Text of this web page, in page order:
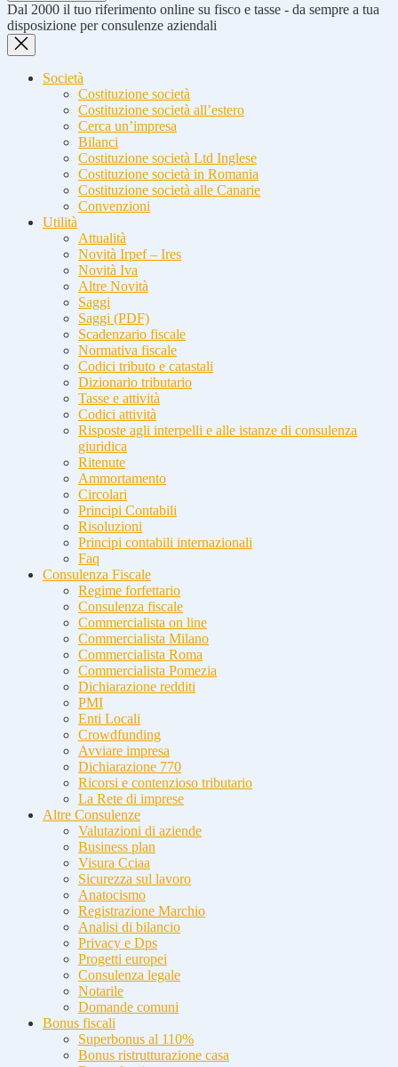
Dal 2000 il tuo riferimento online su fisco e tasse - da sempre a tua
disposizione per consulenze aziendali
Società
Costituzione società
Costituzione società all’estero
Cerca un’impresa
Bilanci
Costituzione società Ltd Inglese
Costituzione società in Romania
Costituzione società alle Canarie
Convenzioni
Utilità
Attualità
Novità Irpef – Ires
Novità Iva
Altre Novità
Saggi
Saggi (PDF)
Scadenzario fiscale
Normativa fiscale
Codici tributo e catastali
Dizionario tributario
Tasse e attività
Codici attività
Risposte agli interpelli e alle istanze di consulenza
giuridica
Ritenute
Ammortamento
Circolari
Principi Contabili
Risoluzioni
Principi contabili internazionali
Faq
Consulenza Fiscale
Regime forfettario
Consulenza fiscale
Commercialista on line
Commercialista Milano
Commercialista Roma
Commercialista Pomezia
Dichiarazione redditi
PMI
Enti Locali
Crowdfunding
Avviare impresa
Dichiarazione 770
Ricorsi e contenzioso tributario
La Rete di imprese
Altre Consulenze
Valutazioni di aziende
Business plan
Visura Cciaa
Sicurezza sul lavoro
Anatocismo
Registrazione Marchio
Analisi di bilancio
Privacy e Dps
Progetti europei
Consulenza legale
Notarile
Domande comuni
Bonus fiscali
Superbonus al 110%
Bonus ristrutturazione casa